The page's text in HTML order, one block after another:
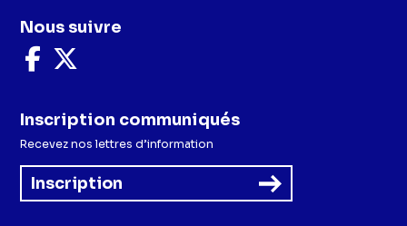
Nous suivre
Nous
suivre
Facebook
X
Inscription communiqués
Recevez nos lettres d’information
Inscription